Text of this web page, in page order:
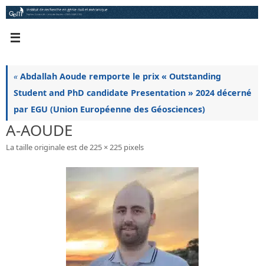
Passer
au
« Abdallah Aoude remporte le prix « Outstanding
Student and PhD candidate Presentation » 2024 décerné
par EGU (Union Européenne des Géosciences)
A-AOUDE
La taille originale est de225 × 225 pixels